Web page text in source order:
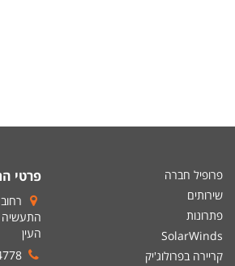
פרופיל חברה
שירותים
פתרונות
SolarWinds
קריירה בפרולוג'יק
פרטי
העין